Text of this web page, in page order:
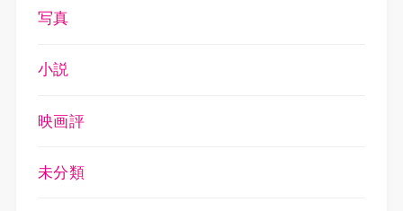
写真
小説
映画評
未分類